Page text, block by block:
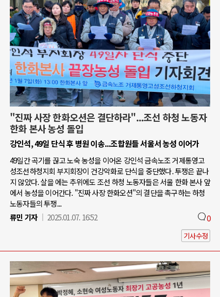
"진짜 사장 한화오션은 결단하라"...조선 하청 노동자
한화 본사 농성 돌입
강인석, 49일 단식 후 병원 이송...조합원들 서울서 농성 이어가
49일간 곡기를 끊고 노숙 농성을 이어온 강인석 금속노조 거제통영고
성조선하청지회 부지회장이 건강악화로 단식을 중단했다. 투쟁은 끝나
지 않았다. 살을 에는 추위에도 조선 하청 노동자들은 서울 한화 본사 앞
에서 농성을 이어간다. "진짜 사장 한화오션"의 결단을 촉구하는 하청
노동자들의 투쟁...
류민 기자
2025.01.07. 16:52 0
기사수정